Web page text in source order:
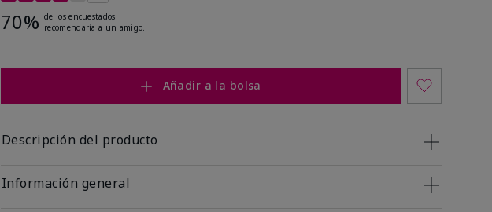
70% de los encuestados
recomendaría a un amigo.
Añadir a la bolsa
Descripción del producto
Información general